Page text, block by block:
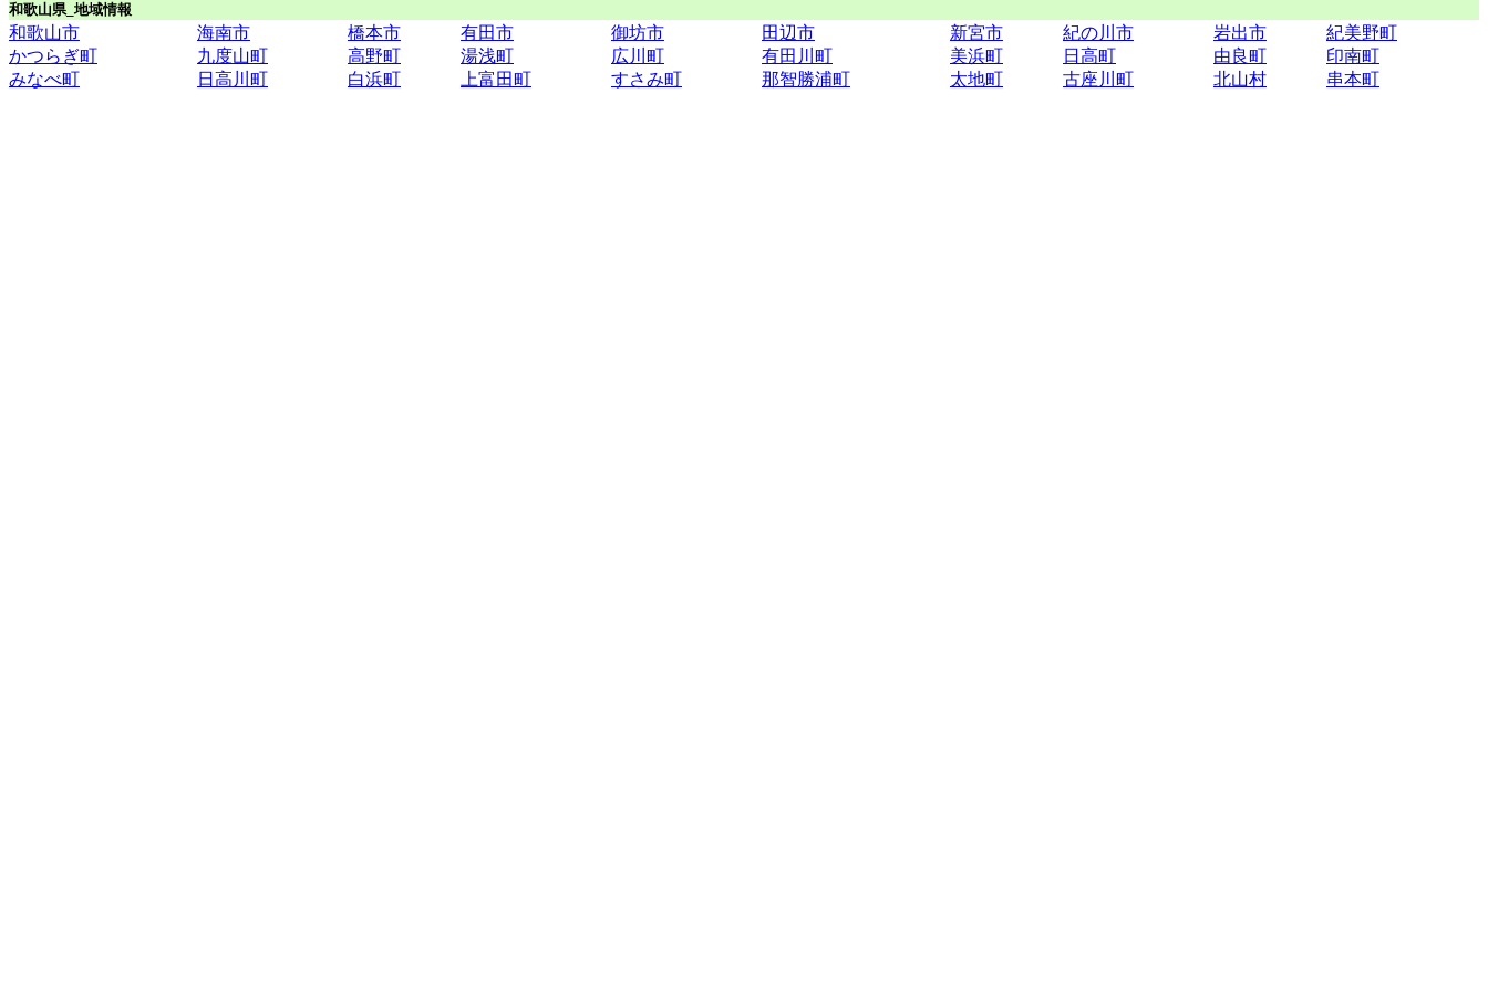
和歌山県_地域情報
和歌山市 海南市 橋本市 有田市 御坊市 田辺市 新宮市 紀の川市 岩出市
紀美野町
かつらぎ町
九度山町 高野町 湯浅町 広川町 有田川町 美浜町 日高町 由良町
印南町
みなべ町
日高川町 白浜町 上富田町 すさみ町 那智勝浦町 太地町 古座川町 北山村 串本町